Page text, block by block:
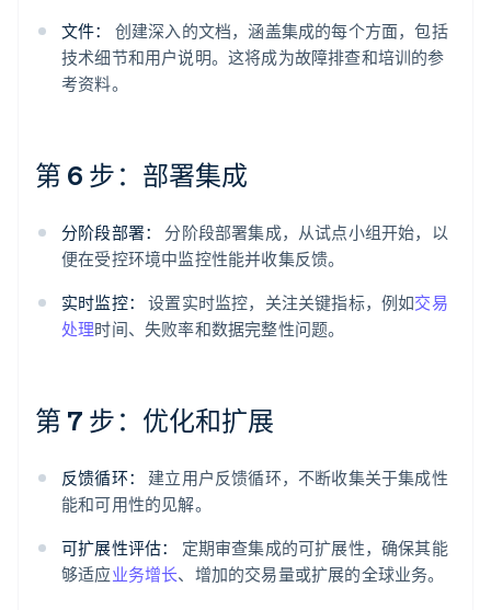
文件：
创建深入的文档，涵盖集成的每个方面，包括
技术细节和用户说明。这将成为故障排查和培训的参
考资料。
第 6 步：部署集成
分阶段部署：
分阶段部署集成，从试点小组开始，以
便在受控环境中监控性能并收集反馈。
实时监控：
设置实时监控，关注关键指标，例如交易
处理时间、失败率和数据完整性问题。
第 7 步：优化和扩展
反馈循环：
建立用户反馈循环，不断收集关于集成性
能和可用性的见解。
可扩展性评估：
定期审查集成的可扩展性，确保其能
够适应业务增长、增加的交易量或扩展的全球业务。